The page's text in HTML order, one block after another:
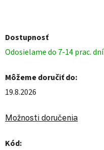
Dostupnosť
Odosielame do 7-14 prac. dní
Môžeme doručiť do:
19.8.2026
Možnosti doručenia
Kód: